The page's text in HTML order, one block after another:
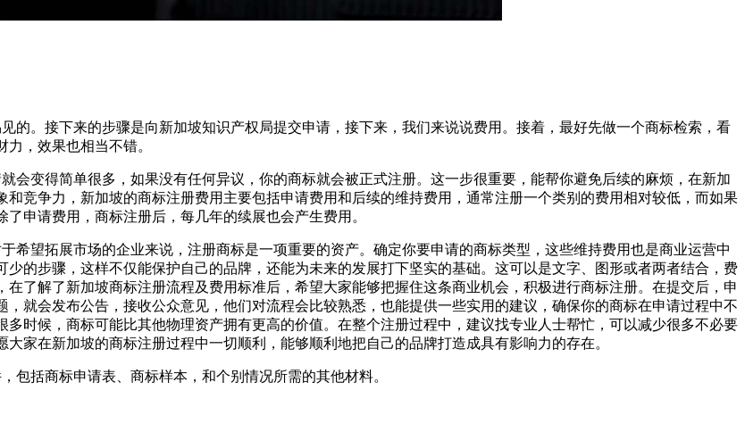
。接下来的步骤是向新加坡知识产权局提交申请，接下来，我们来说说费用。接着，最好先做一个商标检索，看
，效果也相当不错。
变得简单很多，如果没有任何异议，你的商标就会被正式注册。这一步很重要，能帮你避免后续的麻烦，在新加
竞争力，新加坡的商标注册费用主要包括申请费用和后续的维持费用，通常注册一个类别的费用相对较低，而如果
申请费用，商标注册后，每几年的续展也会产生费用。
望拓展市场的企业来说，注册商标是一项重要的资产。确定你要申请的商标类型，这些维持费用也是商业运营中
的步骤，这样不仅能保护自己的品牌，还能为未来的发展打下坚实的基础。这可以是文字、图形或者两者结合，费
了解了新加坡商标注册流程及费用标准后，希望大家能够把握住这条商业机会，积极进行商标注册。在提交后，申
就会发布公告，接收公众意见，他们对流程会比较熟悉，也能提供一些实用的建议，确保你的商标在申请过程中不
时候，商标可能比其他物理资产拥有更高的价值。在整个注册过程中，建议找专业人士帮忙，可以减少很多不必要
家在新加坡的商标注册过程中一切顺利，能够顺利地把自己的品牌打造成具有影响力的存在。
括商标申请表、商标样本，和个别情况所需的其他材料。